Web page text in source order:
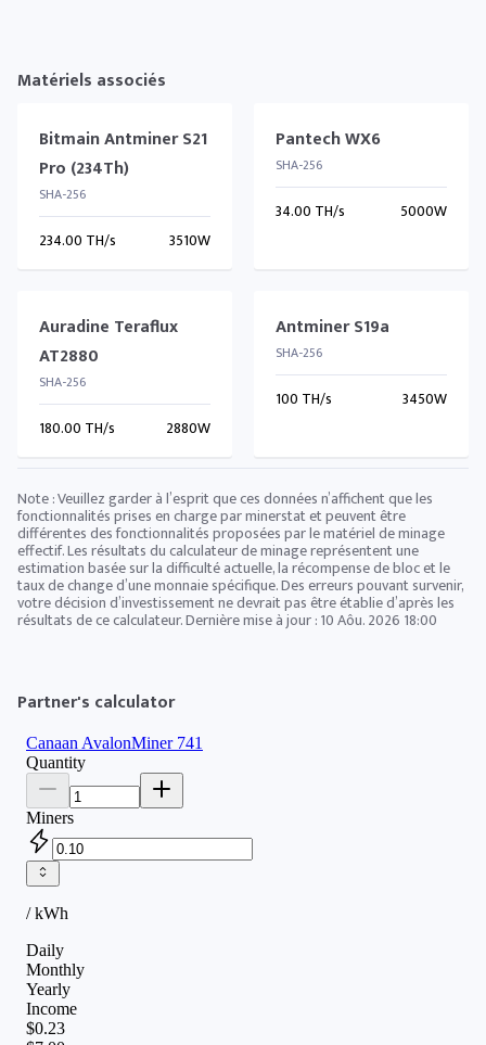
Matériels associés
Bitmain Antminer S21
Pro (234Th)
SHA-256
234.00 TH/s 3510W
Pantech WX6
SHA-256
34.00 TH/s 5000W
Auradine Teraflux
AT2880
SHA-256
180.00 TH/s 2880W
Antminer S19a
SHA-256
100 TH/s 3450W
Note : Veuillez garder à l’esprit que ces données n’affichent que les
fonctionnalités prises en charge par minerstat et peuvent être
différentes des fonctionnalités proposées par le matériel de minage
effectif. Les résultats du calculateur de minage représentent une
estimation basée sur la difficulté actuelle, la récompense de bloc et le
taux de change d’une monnaie spécifique. Des erreurs pouvant survenir,
votre décision d’investissement ne devrait pas être établie d’après les
résultats de ce calculateur. Dernière mise à jour :10 Aôu. 2026 18:00
Partner's calculator